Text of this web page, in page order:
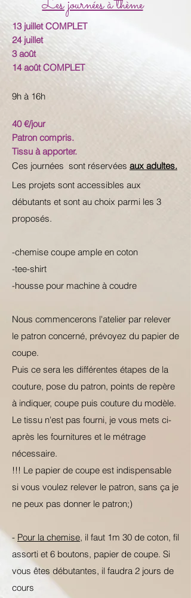
Les journées à thème
13 juillet COMPLET
24 juillet
3 août
14 août COMPLET
9h à 16h
40 €/jour
Patron compris.
Tissu à apporter.
Ces journées sont réservées aux adultes.
Les projets sont accessibles aux
débutants et sont au choix parmi les 3
proposés.
-chemise coupe ample en coton
-tee-shirt
-housse pour machine à coudre
Nous commencerons l'atelier par relever
le patron concerné, prévoyez du papier de
coupe.
Puis ce sera les différentes étapes de la
couture, pose du patron, points de repère
à indiquer, coupe puis couture du modèle.
Le tissu n'est pas fourni, je vous mets ci-
après les fournitures et le métrage
nécessaire.
!!! Le papier de coupe est indispensable
si vous voulez relever le patron, sans ça je
ne peux pas donner le patron;)
- Pour la chemise, il faut 1m 30 de coton, fil
assorti et 6 boutons, papier de coupe. Si
vous êtes débutantes, il faudra 2 jours de
cours